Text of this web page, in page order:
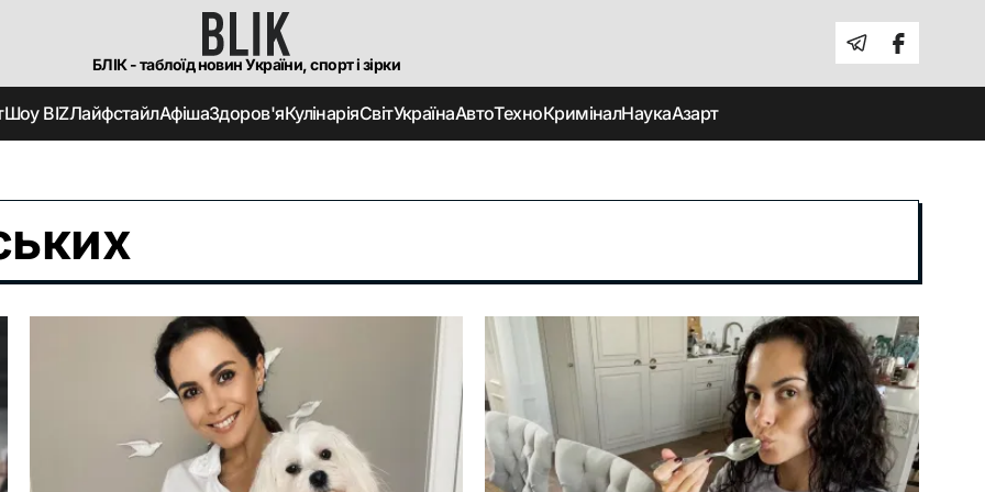
БЛІК - таблоїд новин України, спорт і зірки
Шоу BIZЛайфстайлАфішаЗдоров'яКулінаріяСвітУкраїнаАвтоТехноКриміналНаукаАзарт